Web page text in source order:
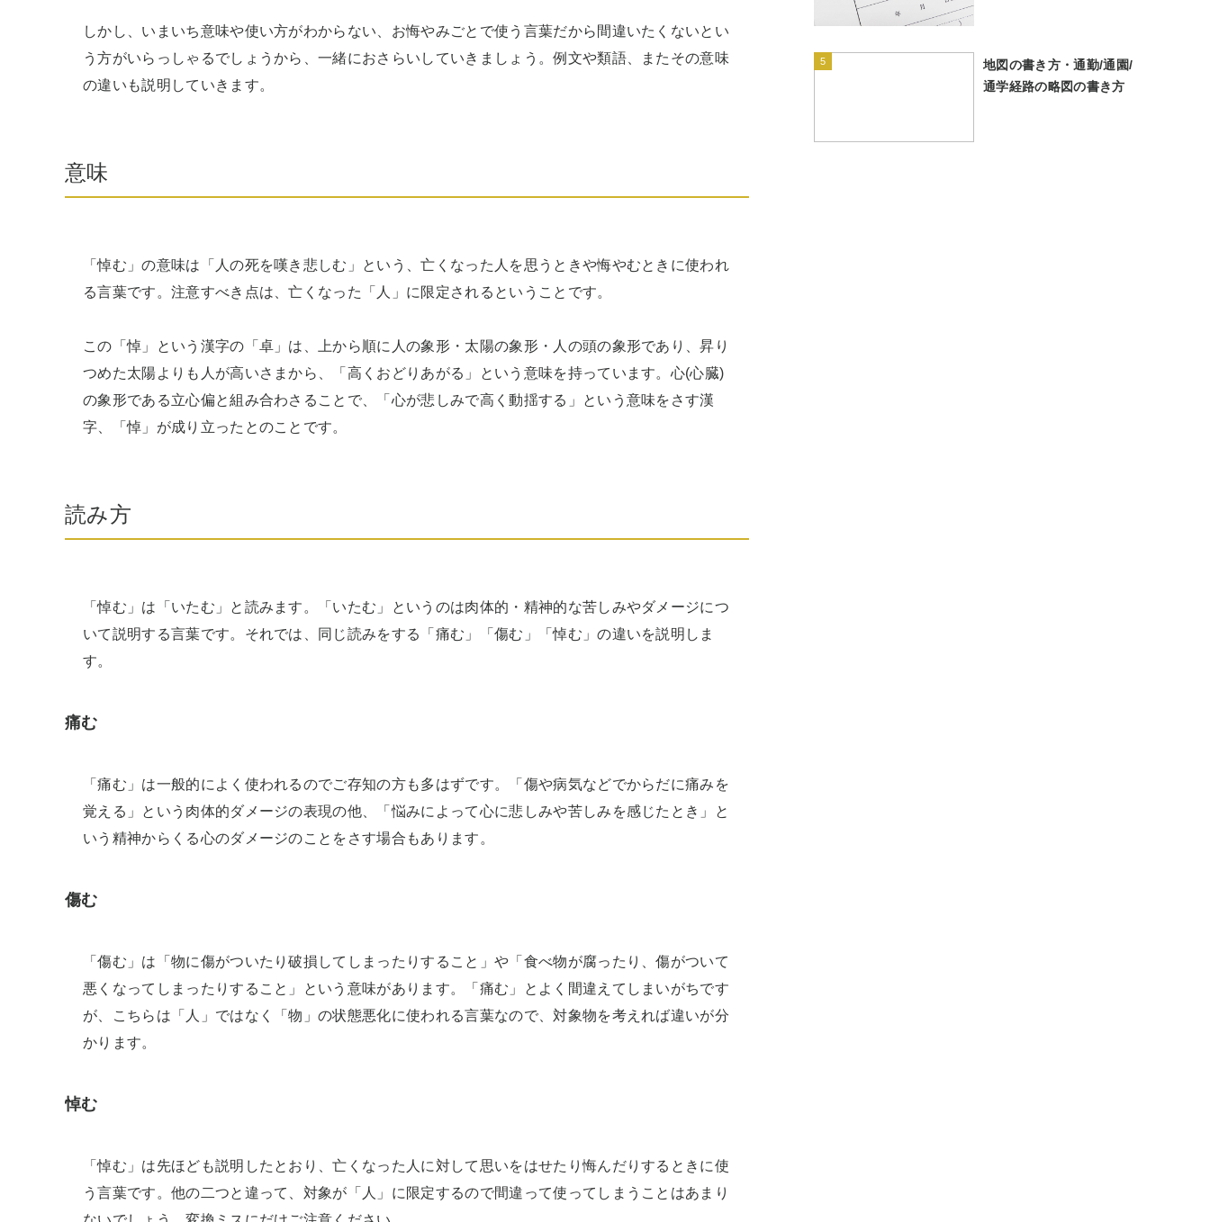
しかし、いまいち意味や使い方がわからない、お悔やみごとで使う言葉だから間違いたくないとい
う方がいらっしゃるでしょうから、一緒におさらいしていきましょう。例文や類語、またその意味
の違いも説明していきます。
意味
「悼む」の意味は「人の死を嘆き悲しむ」という、亡くなった人を思うときや悔やむときに使われ
る言葉です。注意すべき点は、亡くなった「人」に限定されるということです。
この「悼」という漢字の「卓」は、上から順に人の象形・太陽の象形・人の頭の象形であり、昇り
つめた太陽よりも人が高いさまから、「高くおどりあがる」という意味を持っています。心(心臓)
の象形である立心偏と組み合わさることで、「心が悲しみで高く動揺する」という意味をさす漢
字、「悼」が成り立ったとのことです。
読み方
「悼む」は「いたむ」と読みます。「いたむ」というのは肉体的・精神的な苦しみやダメージにつ
いて説明する言葉です。それでは、同じ読みをする「痛む」「傷む」「悼む」の違いを説明しま
す。
痛む
「痛む」は一般的によく使われるのでご存知の方も多はずです。「傷や病気などでからだに痛みを
覚える」という肉体的ダメージの表現の他、「悩みによって心に悲しみや苦しみを感じたとき」と
いう精神からくる心のダメージのことをさす場合もあります。
傷む
「傷む」は「物に傷がついたり破損してしまったりすること」や「食べ物が腐ったり、傷がついて
悪くなってしまったりすること」という意味があります。「痛む」とよく間違えてしまいがちです
が、こちらは「人」ではなく「物」の状態悪化に使われる言葉なので、対象物を考えれば違いが分
かります。
悼む
「悼む」は先ほども説明したとおり、亡くなった人に対して思いをはせたり悔んだりするときに使
う言葉です。他の二つと違って、対象が「人」に限定するので間違って使ってしまうことはあまり
5
地図の書き方・通勤/通園/
通学経路の略図の書き方